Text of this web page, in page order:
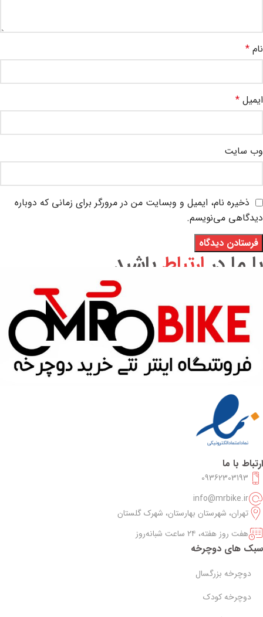
نام *
ایمیل *
وب‌ سایت
ذخیره نام، ایمیل و وبسایت من در مرورگر برای زمانی که دوباره
دیدگاهی می‌نویسم.
با ما در ارتباط باشید
ارتباط با ما
09362303193
info@mrbike.ir
تهران، شهرستان بهارستان، شهرک گلستان
هفت روز هفته، ۲۴ ساعت شبانه‌روز
سبک های دوچرخه
دوچرخه بزرگسال
دوچرخه کودک